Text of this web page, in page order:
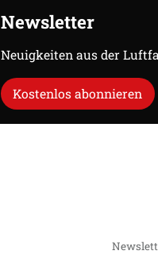
Newsletter
Neuigkeiten aus der
Kostenlos abonnieren